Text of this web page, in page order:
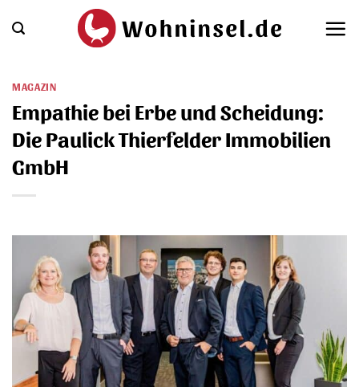
Inhalt
MAGAZIN
Empathie bei Erbe und Scheidung:
Die Paulick Thierfelder Immobilien
GmbH